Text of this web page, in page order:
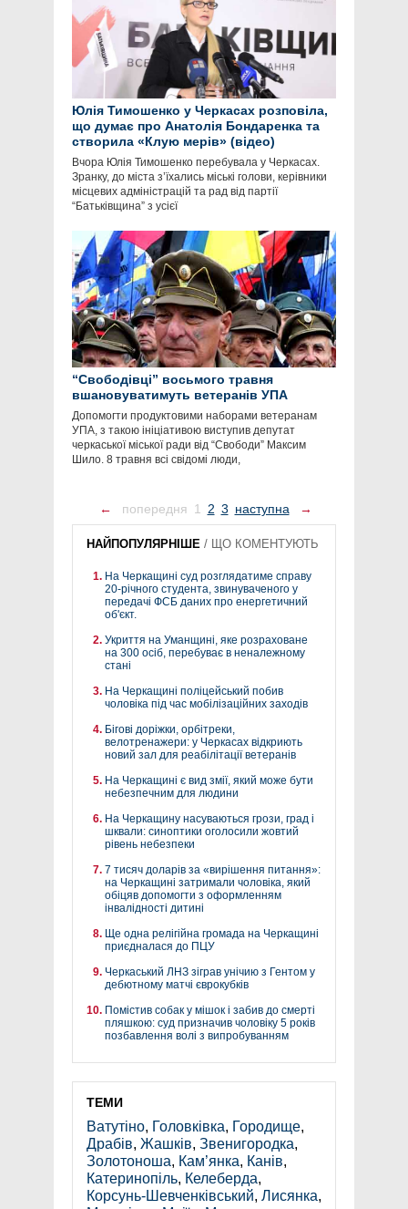
Юлія Тимошенко у Черкасах розповіла,
що думає про Анатолія Бондаренка та
створила «Клую мерів» (відео)
Вчора Юлія Тимошенко перебувала у Черкасах.
Зранку, до міста з’їхались міські голови, керівники
місцевих адміністрацій та рад від партії
“Батьківщина” з усієї
“Свободівці” восьмого травня
вшановуватимуть ветеранів УПА
Допомогти продуктовими наборами ветеранам
УПА, з такою ініціативою виступив депутат
черкаської міської ради від “Свободи” Максим
Шило. 8 травня всі свідомі люди,
← попередня 1 2 3 наступна →
НАЙПОПУЛЯРНІШЕ / ЩО КОМЕНТУЮТЬ
На Черкащині суд розглядатиме справу
20-річного студента, звинуваченого у
передачі ФСБ даних про енергетичний
об'єкт.
Укриття на Уманщині, яке розраховане
на 300 осіб, перебуває в неналежному
стані
На Черкащині поліцейський побив
чоловіка під час мобілізаційних заходів
Бігові доріжки, орбітреки,
велотренажери: у Черкасах відкриють
новий зал для реабілітації ветеранів
На Черкащині є вид змії, який може бути
небезпечним для людини
На Черкащину насуваються грози, град і
шквали: синоптики оголосили жовтий
рівень небезпеки
7 тисяч доларів за «вирішення питання»:
на Черкащині затримали чоловіка, який
обіцяв допомогти з оформленням
інвалідності дитині
Ще одна релігійна громада на Черкащині
приєдналася до ПЦУ
Черкаський ЛНЗ зіграв унічию з Гентом у
дебютному матчі єврокубків
Помістив собак у мішок і забив до смерті
пляшкою: суд призначив чоловіку 5 років
позбавлення волі з випробуванням
ТЕМИ
Ватутіно, Головківка, Городище,
Драбів, Жашків, Звенигородка,
Золотоноша, Кам’янка, Канів,
Катеринопіль, Келеберда,
Корсунь-Шевченківський, Лисянка,